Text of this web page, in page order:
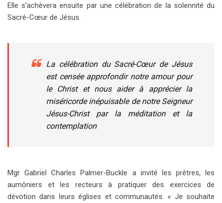
Elle s’achèvera ensuite par une célébration de la solennité du
Sacré-Cœur de Jésus.
La célébration du Sacré-Cœur de Jésus
est censée approfondir notre amour pour
le Christ et nous aider à apprécier la
miséricorde inépuisable de notre Seigneur
Jésus-Christ par la méditation et la
contemplation
Mgr Gabriel Charles Palmer-Buckle a invité les prêtres, les
aumôniers et les recteurs à pratiquer des exercices de
dévotion dans leurs églises et communautés. « Je souhaite